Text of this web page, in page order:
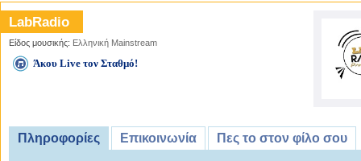
LabRadio
Είδος μουσικής: Ελληνική Mainstream
Άκου Live τον Σταθμό!
Πληροφορίες Επικοινωνία Πες το στον φίλο σου